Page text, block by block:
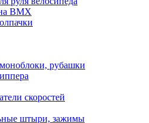
BMX
рубашки
скоростей
штыри, зажимы